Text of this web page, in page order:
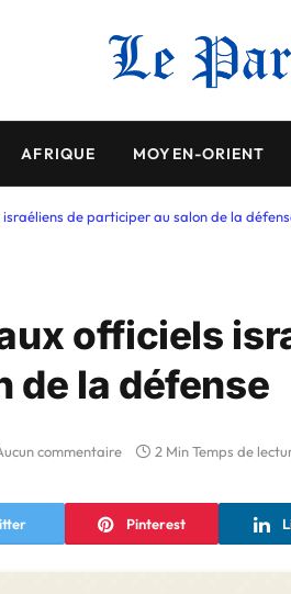
AFRIQUE MOYEN-ORIENT
de participer au salon de la
officiels
de la défense
commentaire 2 Min Temps de
Pinterest